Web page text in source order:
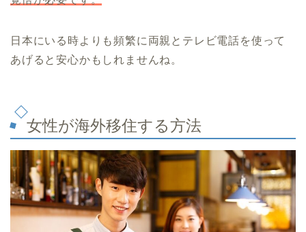
日本にいる時よりも頻繁に両親とテレビ電話を使って
あげると安心かもしれませんね。
女性が海外移住する方法